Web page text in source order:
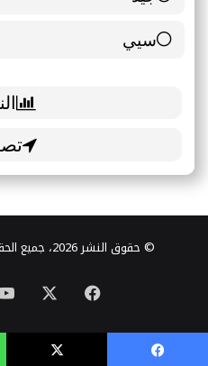
سيي
1 ( 14.29 % )
© حقوق النشر 2026، جميع الحقوق محفوظة جريدة امل مصر
فيسبوك